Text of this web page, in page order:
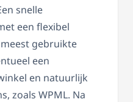
snelle
een flexibel
gebruikte
een
en natuurlijk
zoals WPML. Na